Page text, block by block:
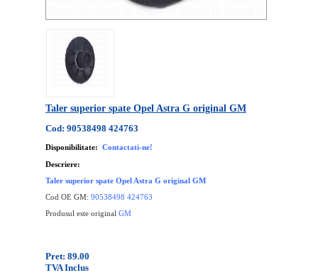
Taler superior spate Opel Astra G original GM
Cod: 90538498 424763
Disponibilitate: Contactati-ne!
Descriere:
Taler superior spate Opel Astra G original GM
Cod OE GM: 90538498 424763
Produsul este original GM
Pret: 89.00
TVA Inclus